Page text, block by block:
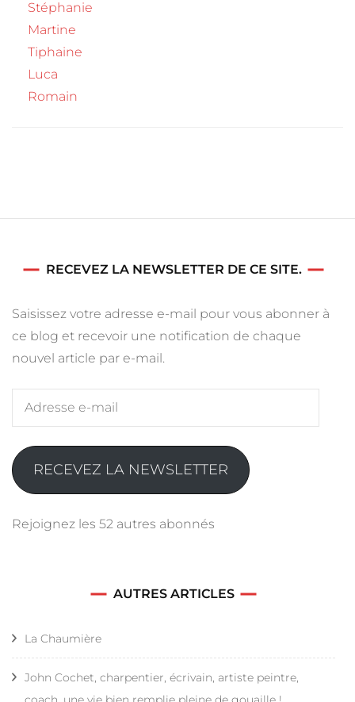
Stéphanie
Martine
Tiphaine
Luca
Romain
RECEVEZ LA NEWSLETTER DE CE SITE.
Saisissez votre adresse e-mail pour vous abonner à
ce blog et recevoir une notification de chaque
nouvel article par e-mail.
Adresse
mail
RECEVEZ LA NEWSLETTER
Rejoignez les 52 autres abonnés
AUTRES ARTICLES
La Chaumière
John Cochet, charpentier, écrivain, artiste peintre,